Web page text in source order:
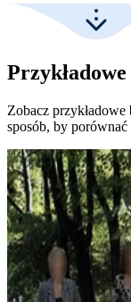
Zobacz
sposób, by